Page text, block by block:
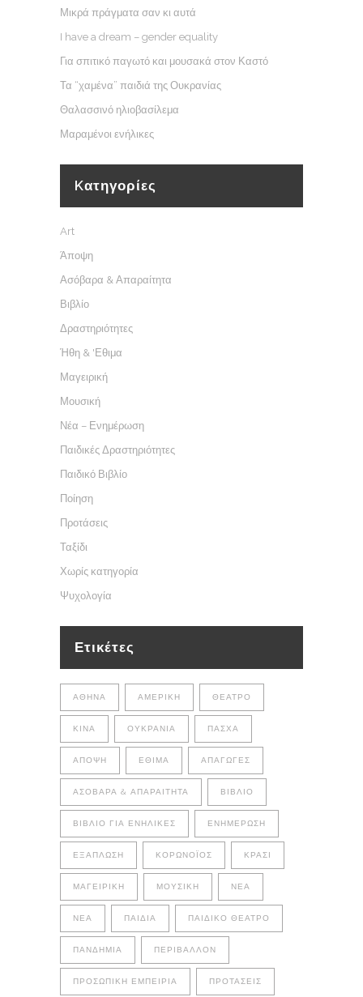
Μικρά πράγματα σαν κι αυτά
I have a dream – gender equality
Για σπιτικό παγωτό και μουσακά στον Καστό
Τα “χαμένα” παιδιά της Ουκρανίας
Θαλασσινό ηλιοβασίλεμα
Μαραμένοι ενήλικες
Kατηγορίες
Art
Άποψη
Ασόβαρα & Απαραίτητα
Βιβλίο
Δραστηριότητες
Ήθη & 'Εθιμα
Μαγειρική
Μουσική
Νέα – Ενημέρωση
Παιδικές Δραστηριότητες
Παιδικό Βιβλίο
Ποίηση
Προτάσεις
Ταξίδι
Χωρίς κατηγορία
Ψυχολογία
Ετικέτες
ΑΘΉΝΑ ΑΜΕΡΙΚΉ ΘΈΑΤΡΟ
ΚΊΝΑ ΟΥΚΡΑΝΊΑ ΠΆΣΧΑ
ΆΠΟΨΗ ΈΘΙΜΑ ΑΠΑΓΩΓΈΣ
ΑΣΌΒΑΡΑ & ΑΠΑΡΑΊΤΗΤΑ ΒΙΒΛΊΟ
ΒΙΒΛΊΟ ΓΙΑ ΕΝΉΛΙΚΕΣ ΕΝΗΜΈΡΩΣΗ
ΕΞΆΠΛΩΣΗ ΚΟΡΩΝΟΪΌΣ ΚΡΑΣΊ
ΜΑΓΕΙΡΙΚΉ ΜΟΥΣΙΚΉ ΝΈΑ
ΝΕΑ ΠΑΙΔΙΆ ΠΑΙΔΙΚΌ ΘΈΑΤΡΟ
ΠΑΝΔΗΜΊΑ ΠΕΡΙΒΆΛΛΟΝ
ΠΡΟΣΩΠΙΚΉ ΕΜΠΕΙΡΊΑ ΠΡΟΤΆΣΕΙΣ